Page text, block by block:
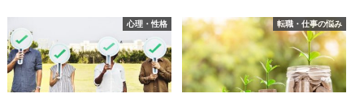
心理・性格 転職・仕事の悩み